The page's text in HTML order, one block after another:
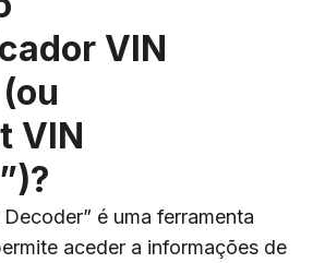
VIN
VIN
é uma ferramenta
aceder a informações de